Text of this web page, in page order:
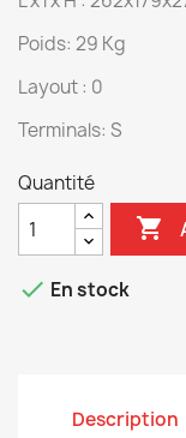
Poids: 29 Kg
Layout : 0
Terminals: S
Quantité

 En stock
Description